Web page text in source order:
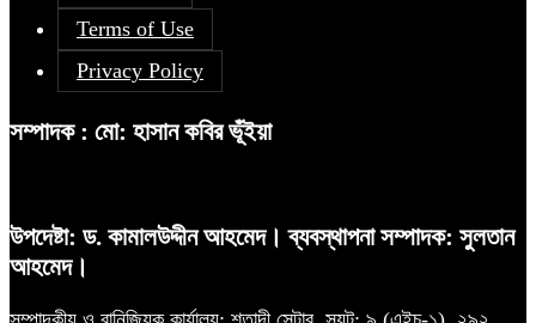
Terms of Use
Privacy Policy
সম্পাদক : মো: হাসান কবির ভূঁইয়া
উপদেষ্টা: ড. কামালউদ্দীন আহমেদ। ব্যবস্থাপনা সম্পাদক: সুলতান
আহমেদ।